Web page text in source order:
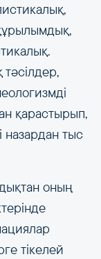
қарастырып,
назардан тыс
оның
тікелей